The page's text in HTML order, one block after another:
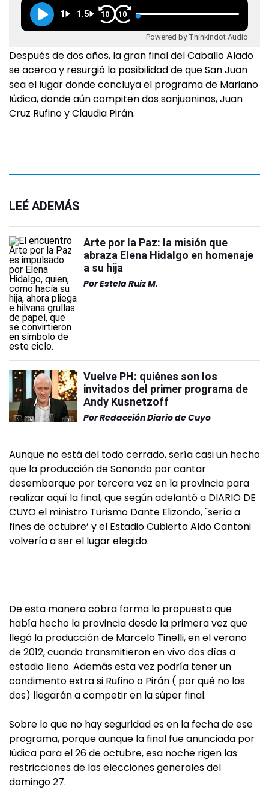
1 1.5 10 10
Powered by Thinkindot Audio
Después de dos años, la gran final del Caballo Alado
se acerca y resurgió la posibilidad de que San Juan
sea el lugar donde concluya el programa de Mariano
Iúdica, donde aún compiten dos sanjuaninos, Juan
Cruz Rufino y Claudia Pirán.
LEÉ ADEMÁS
Arte por la Paz: la misión que
abraza Elena Hidalgo en homenaje
a su hija
PorEstela Ruiz M.
Vuelve PH: quiénes son los
invitados del primer programa de
Andy Kusnetzoff
PorRedacción Diario de Cuyo
Aunque no está del todo cerrado, sería casi un hecho
que la producción de Soñando por cantar
desembarque por tercera vez en la provincia para
realizar aquí la final, que según adelantó a DIARIO DE
CUYO el ministro Turismo Dante Elizondo, "sería a
fines de octubre’ y el Estadio Cubierto Aldo Cantoni
volvería a ser el lugar elegido.
De esta manera cobra forma la propuesta que
había hecho la provincia desde la primera vez que
llegó la producción de Marcelo Tinelli, en el verano
de 2012, cuando transmitieron en vivo dos días a
estadio lleno. Además esta vez podría tener un
condimento extra si Rufino o Pirán ( por qué no los
dos) llegarán a competir en la súper final.
Sobre lo que no hay seguridad es en la fecha de ese
programa, porque aunque la final fue anunciada por
Iúdica para el 26 de octubre, esa noche rigen las
restricciones de las elecciones generales del
domingo 27.